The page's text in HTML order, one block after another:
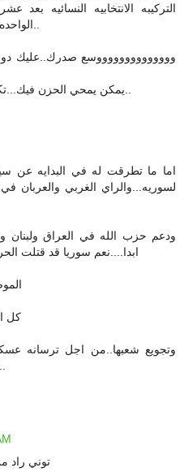
التركيبه الانتخابيه النسائيه
ووووووووووووووسع صدرك..عليك دور
اما ما تطرقت له في البدايه عن
لسوريه...والراي الغربي والعربان
ودعم حزب الله في العراق ولبنان
ابدا....نعم سوريا قد قتلت
كل
وتجويع شعبها..من اجل ترسانه
توني راد